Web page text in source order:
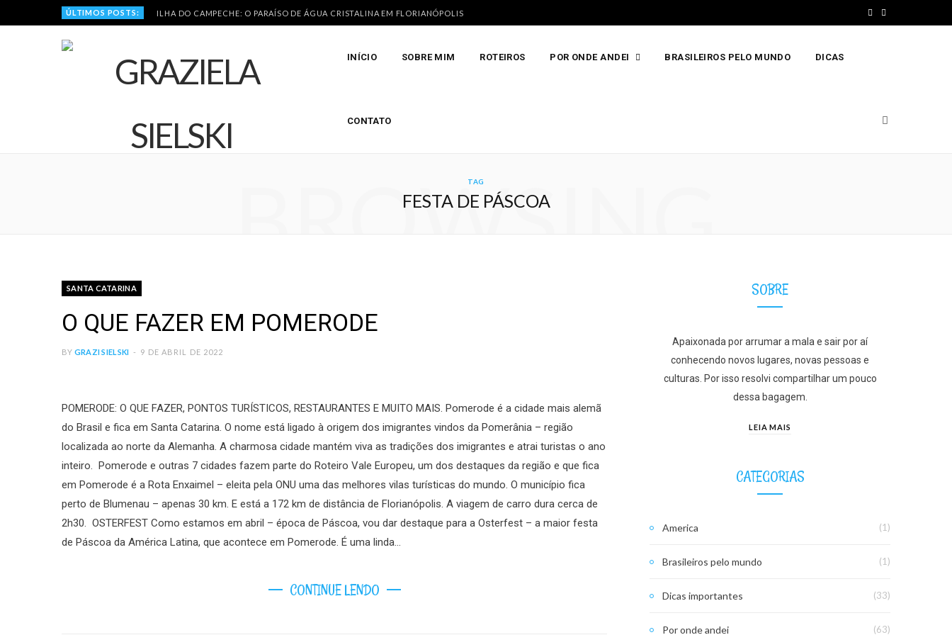
ÚLTIMOS POSTS: ILHA DO CAMPECHE: O PARAÍSO DE ÁGUA CRISTALINA EM FLORIANÓPOLIS
a
INÍCIO SOBRE MIM ROTEIROS POR ONDE ANDEI BRASILEIROS PELO MUNDO DICAS
CONTATO
TAG
FESTA DE PÁSCOA
BROWSING
SANTA CATARINA
O QUE FAZER EM POMERODE
BY GRAZI SIELSKI 9 DE ABRIL DE 2022
POMERODE: O QUE FAZER, PONTOS TURÍSTICOS, RESTAURANTES E MUITO MAIS. Pomerode é a cidade mais alemã
do Brasil e fica em Santa Catarina. O nome está ligado à origem dos imigrantes vindos da Pomerânia – região
localizada ao norte da Alemanha. A charmosa cidade mantém viva as tradições dos imigrantes e atrai turistas o ano
inteiro. Pomerode e outras 7 cidades fazem parte do Roteiro Vale Europeu, um dos destaques da região e que fica
em Pomerode é a Rota Enxaimel – eleita pela ONU uma das melhores vilas turísticas do mundo. O município fica
perto de Blumenau – apenas 30 km. E está a 172 km de distância de Florianópolis. A viagem de carro dura cerca de
2h30. OSTERFEST Como estamos em abril – época de Páscoa, vou dar destaque para a Osterfest – a maior festa
de Páscoa da América Latina, que acontece em Pomerode. É uma linda…
CONTINUE LENDO
SOBRE
Apaixonada por arrumar a mala e sair por aí
conhecendo novos lugares, novas pessoas e
culturas. Por isso resolvi compartilhar um pouco
dessa bagagem.
LEIA MAIS
CATEGORIAS
America (1)
Brasileiros pelo mundo (1)
Dicas importantes (33)
Por onde andei (63)